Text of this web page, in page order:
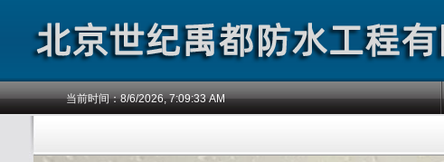
当前时间：8/6/2026, 7:09:34 AM